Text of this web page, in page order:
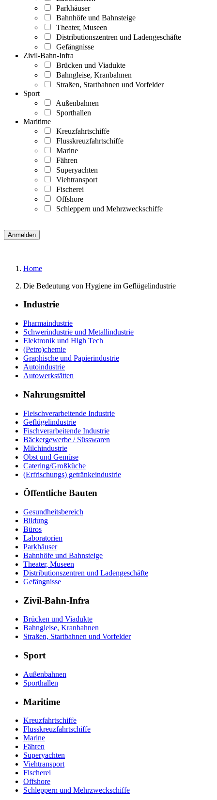
Parkhäuser
Bahnhöfe und Bahnsteige
Theater, Museen
Distributionszentren und Ladengeschäfte
Gefängnisse
Zivil-Bahn-Infra
Brücken und Viadukte
Bahngleise, Kranbahnen
Straßen, Startbahnen und Vorfelder
Sport
Außenbahnen
Sporthallen
Maritime
Kreuzfahrtschiffe
Flusskreuzfahrtschiffe
Marine
Fähren
Superyachten
Viehtransport
Fischerei
Offshore
Schleppern und Mehrzweckschiffe
Home
Die Bedeutung von Hygiene im Geflügelindustrie
Industrie
Pharmaindustrie
Schwerindustrie und Metallindustrie
Elektronik und High Tech
(Petro)chemie
Graphische und Papierindustrie
Autoindustrie
Autowerkstätten
Nahrungsmittel
Fleischverarbeitende Industrie
Geflügelindustrie
Fischverarbeitende Industrie
Bäckergewerbe / Süsswaren
Milchindustrie
Obst und Gemüse
Catering/Großküche
(Erfrischungs) getränkeindustrie
Öffentliche Bauten
Gesundheitsbereich
Bildung
Büros
Laboratorien
Parkhäuser
Bahnhöfe und Bahnsteige
Theater, Museen
Distributionszentren und Ladengeschäfte
Gefängnisse
Zivil-Bahn-Infra
Brücken und Viadukte
Bahngleise, Kranbahnen
Straßen, Startbahnen und Vorfelder
Sport
Außenbahnen
Sporthallen
Maritime
Kreuzfahrtschiffe
Flusskreuzfahrtschiffe
Marine
Fähren
Superyachten
Viehtransport
Fischerei
Offshore
Schleppern und Mehrzweckschiffe